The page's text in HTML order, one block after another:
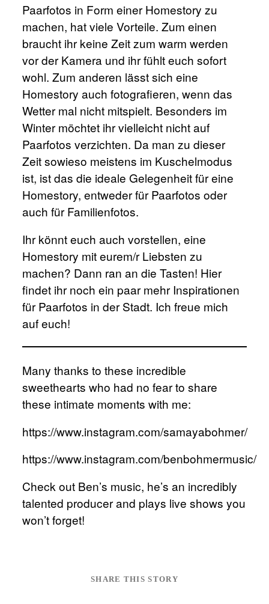
Paarfotos in Form einer Homestory zu
machen, hat viele Vorteile. Zum einen
braucht ihr keine Zeit zum warm werden
vor der Kamera und ihr fühlt euch sofort
wohl. Zum anderen lässt sich eine
Homestory auch fotografieren, wenn das
Wetter mal nicht mitspielt. Besonders im
Winter möchtet ihr vielleicht nicht auf
Paarfotos verzichten. Da man zu dieser
Zeit sowieso meistens im Kuschelmodus
ist, ist das die ideale Gelegenheit für eine
Homestory, entweder fürPaarfotos oder
auch fürFamilienfotos.
Ihr könnt euch auch vorstellen, eine
Homestory mit eurem/r Liebsten zu
machen? Dann ran an die Tasten! Hier
findet ihr noch ein paar mehr Inspirationen
für Paarfotos in der Stadt. Ich freue mich
auf euch!
Many thanks to these incredible
sweethearts who had no fear to share
these intimate moments with me:
https://www.instagram.com/samayabohmer/
https://www.instagram.com/benbohmermusic/
Check out Ben’s music, he’s an incredibly
talented producer and plays live shows you
won’t forget!
SHARE THIS STORY